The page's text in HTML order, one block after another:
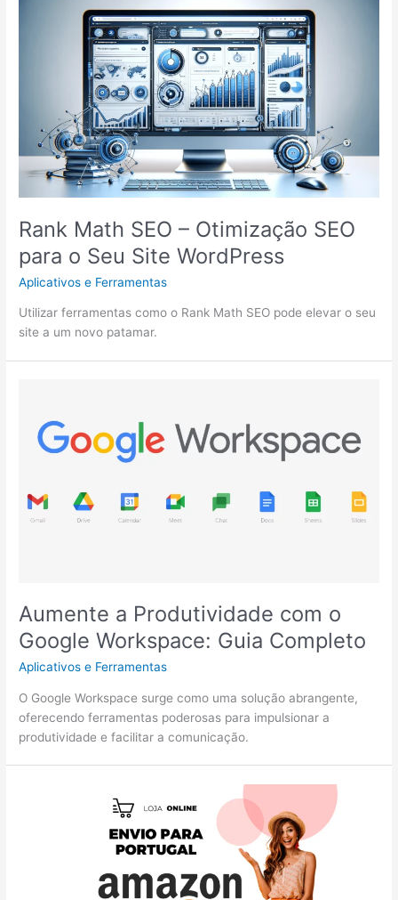
Rank Math SEO – Otimização SEO
para o Seu Site WordPress
Aplicativos e Ferramentas
Utilizar ferramentas como o Rank Math SEO pode elevar o seu
site a um novo patamar.
Aumente a Produtividade com o
Google Workspace: Guia Completo
Aplicativos e Ferramentas
O Google Workspace surge como uma solução abrangente,
oferecendo ferramentas poderosas para impulsionar a
produtividade e facilitar a comunicação.